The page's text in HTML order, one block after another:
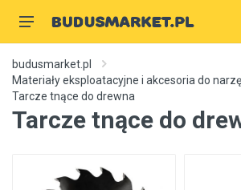
budusmarket.pl
Materiały eksploatacyjne i akcesoria do
Tarcze tnące do drewna
Tarcze tnące do